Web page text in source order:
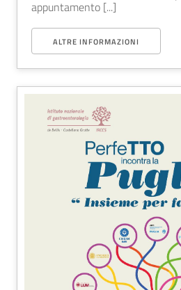
appuntamento [...]
ALTRE INFORMAZIONI